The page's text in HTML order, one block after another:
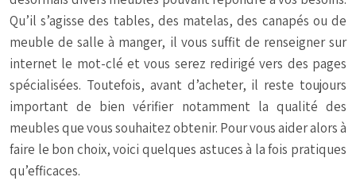
Qu’il s’agisse des tables, des matelas, des canapés ou de
meuble de salle à manger, il vous suffit de renseigner sur
internet le mot-clé et vous serez redirigé vers des pages
spécialisées. Toutefois, avant d’acheter, il reste toujours
important de bien vérifier notamment la qualité des
meubles que vous souhaitez obtenir. Pour vous aider alors à
faire le bon choix, voici quelques astuces à la fois pratiques
qu’efficaces.